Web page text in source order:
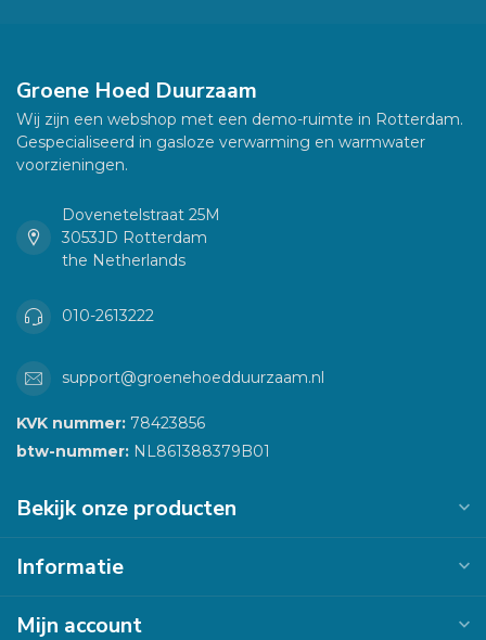
Groene Hoed Duurzaam
Wij zijn een webshop met een demo-ruimte in Rotterdam.
Gespecialiseerd in gasloze verwarming en warmwater
voorzieningen.
Dovenetelstraat 25M
3053JD Rotterdam
the Netherlands
010-2613222
support@groenehoedduurzaam.nl
KVK nummer: 78423856
btw-nummer: NL861388379B01
Bekijk onze producten
Informatie
Mijn account